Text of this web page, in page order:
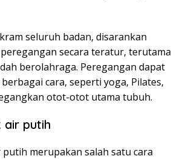
seluruh badan, disarankan
secara teratur, terutama
berolahraga. Peregangan dapat
cara, seperti yoga, Pilates,
otot-otot utama tubuh.
air putih
merupakan salah satu cara